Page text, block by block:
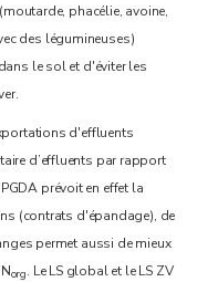
phacélie, avoine,
des légumineuses)
le sol et d'éviter les
d'effluents
d’effluents par rapport
prévoit en effet la
(contrats d'épandage), de
permet aussi de mieux
org. Le LS global et le LS ZV